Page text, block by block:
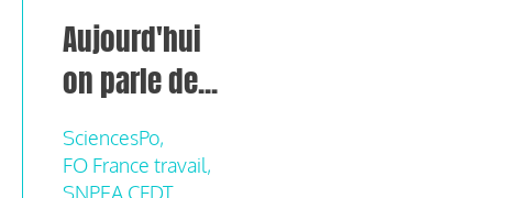
Aujourd'hui
on parle de...
SciencesPo,
FO France travail,
SNPEA CFDT